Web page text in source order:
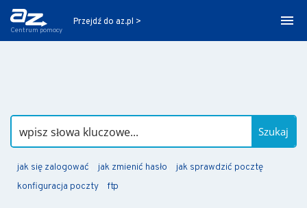
Centrum pomocy
Przejdź do az.pl >
Szukaj
jak się zalogować jak zmienić hasło
jak sprawdzić pocztę
konfiguracja poczty
ftp